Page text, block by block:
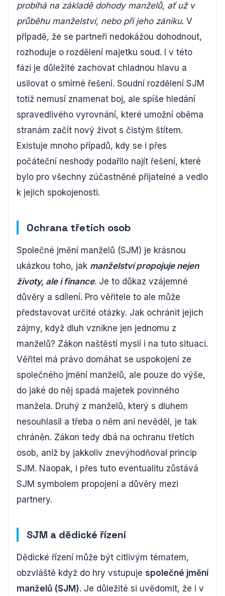
probíhá na základě dohody manželů, ať už v
průběhu manželství, nebo při jeho zániku. V
případě, že se partneři nedokážou dohodnout,
rozhoduje o rozdělení majetku soud. I v této
fázi je důležité zachovat chladnou hlavu a
usilovat o smírné řešení. Soudní rozdělení SJM
totiž nemusí znamenat boj, ale spíše hledání
spravedlivého vyrovnání, které umožní oběma
stranám začít nový život s čistým štítem.
Existuje mnoho případů, kdy se i přes
počáteční neshody podařilo najít řešení, které
bylo pro všechny zúčastněné přijatelné a vedlo
k jejich spokojenosti.
Ochrana třetích osob
Společné jmění manželů (SJM) je krásnou
ukázkou toho, jak manželství propojuje nejen
životy, ale i finance. Je to důkaz vzájemné
důvěry a sdílení. Pro věřitele to ale může
představovat určité otázky. Jak ochránit jejich
zájmy, když dluh vznikne jen jednomu z
manželů? Zákon naštěstí myslí i na tuto situaci.
Věřitel má právo domáhat se uspokojení ze
společného jmění manželů, ale pouze do výše,
do jaké do něj spadá majetek povinného
manžela. Druhý z manželů, který s dluhem
nesouhlasil a třeba o něm ani nevěděl, je tak
chráněn. Zákon tedy dbá na ochranu třetích
osob, aniž by jakkoliv znevýhodňoval princip
SJM. Naopak, i přes tuto eventualitu zůstává
SJM symbolem propojení a důvěry mezi
partnery.
SJM a dědické řízení
Dědické řízení může být citlivým tématem,
obzvláště když do hry vstupuje společné jmění
manželů (SJM). Je důležité si uvědomit, že i v